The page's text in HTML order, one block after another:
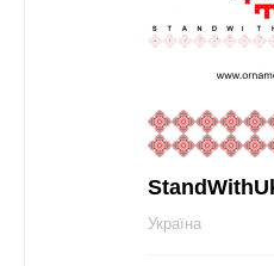
Україна